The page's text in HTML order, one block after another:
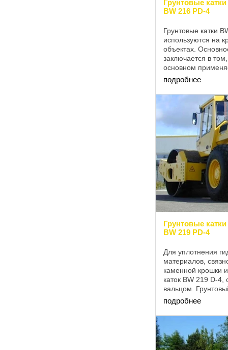
Грунтовые
BW 216 PD-4
Грунтовые катки
используются на
объектах.
заключается в
основном
гидравлически
полусвязного
подробнее
Грунтовые
BW 219 PD-4
Для уплотнения
материалов,
каменной крошки
каток BW 219 D-
вальцом.
находит широкое
уплотнении
подробнее